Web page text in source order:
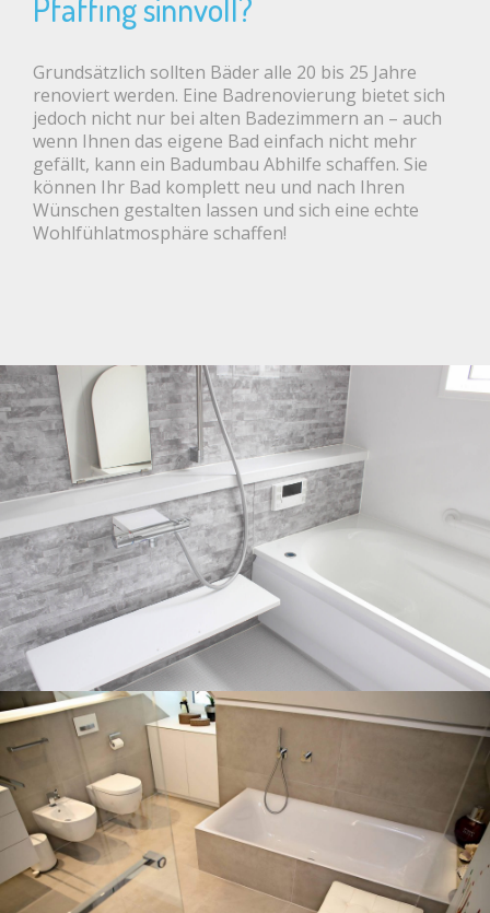
Pfaffing sinnvoll?
Grundsätzlich sollten Bäder alle 20 bis 25 Jahre
renoviert werden. Eine Badrenovierung bietet sich
jedoch nicht nur bei alten Badezimmern an – auch
wenn Ihnen das eigene Bad einfach nicht mehr
gefällt, kann ein Badumbau Abhilfe schaffen. Sie
können Ihr Bad komplett neu und nach Ihren
Wünschen gestalten lassen und sich eine echte
Wohlfühlatmosphäre schaffen!